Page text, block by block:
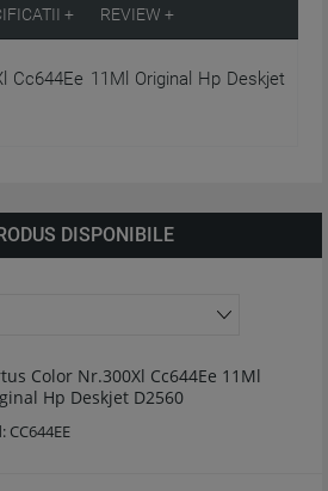
+ REVIEW +
Cc644Ee 11Ml Original Hp Deskjet
DISPONIBILE
Color Nr.300Xl Cc644Ee 11Ml
Hp Deskjet D2560
CC644EE